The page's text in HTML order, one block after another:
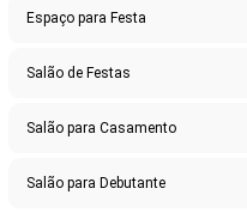
Espaço para Festa
Salão de Festas
Salão para Casamento
Salão para Debutante